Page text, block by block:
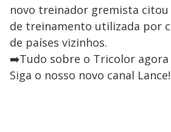
novo treinador gremista
de treinamento utilizada por
de países vizinhos.
➡️Tudo sobre o Tricolor agora
Siga o nosso novo canal